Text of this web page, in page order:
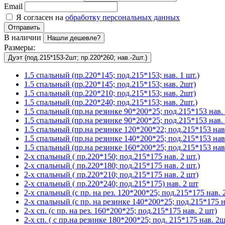
Email
Я согласен на обработку персональных данных
Отправить
В наличии Нашли дешевле?
Размеры:
Дуэт (под.215*153-2шт; пр.220*260; нав.-2шт.)
1.5 спальный (пр.220*145; под.215*153; нав. 1 шт.)
1.5 спальный (пр.220*145; под.215*153; нав. 2шт)
1.5 спальный (пр.220*210; под.215*153; нав. 2шт)
1.5 спальный (пр.220*240; под.215*153; нав. 2шт.)
1.5 спальный (пр.на резинке 90*200*25; под.215*153
1.5 спальный (пр.на резинке 90*200*25; под.215*153
1.5 спальный (пр.на резинке 120*200*22; под.215*153
1.5 спальный (пр.на резинке 140*200*25; под.215*153
1.5 спальный (пр.на резинке 160*200*25; под.215*153
2-х спальный ( пр.220*150; под.215*175 нав. 2 шт.)
2-х спальный ( пр.220*180; под.215*175 нав. 2 шт.)
2-х спальный ( пр.220*210; под.215*175 нав. 2 шт)
2-х спальный ( пр.220*240; под.215*175) нав. 2 шт
2-х спальный (с пр. на рез. 120*200*25; под.215*175 нав.
2-х спальный (с пр. на резинке 140*200*25; под.215*175
2-х сп. (с пр. на рез. 160*200*25; под.215*175 нав. 2 шт)
2-х сп. ( с пр.на резинке 180*200*25; под. 215*175 нав.